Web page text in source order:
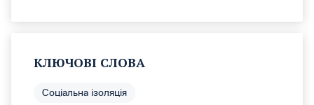
КЛЮЧОВІ СЛОВА
Соціальна ізоляція